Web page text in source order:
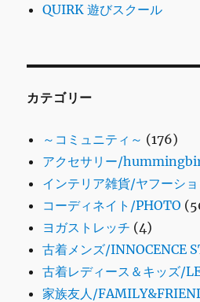
QUIRK 遊びスクール
カテゴリー
～コミュニティ～ (176)
アクセサリー/
インテリア雑貨/ヤフーシ
コーディネイト/PHOTO
ヨガストレッチ (4)
古着メンズ/INNOCENCE
古着レディース＆キッズ/
家族友人/